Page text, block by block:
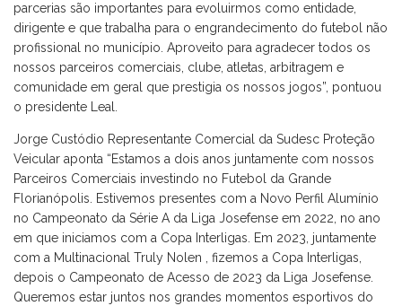
parcerias são importantes para evoluirmos como entidade,
dirigente e que trabalha para o engrandecimento do futebol não
profissional no município. Aproveito para agradecer todos os
nossos parceiros comerciais, clube, atletas, arbitragem e
comunidade em geral que prestigia os nossos jogos”, pontuou
o presidente Leal.
Jorge Custódio Representante Comercial da Sudesc Proteção
Veicular aponta “Estamos a dois anos juntamente com nossos
Parceiros Comerciais investindo no Futebol da Grande
Florianópolis. Estivemos presentes com a Novo Perfil Alumínio
no Campeonato da Série A da Liga Josefense em 2022, no ano
em que iniciamos com a Copa Interligas. Em 2023, juntamente
com a Multinacional Truly Nolen , fizemos a Copa Interligas,
depois o Campeonato de Acesso de 2023 da Liga Josefense.
Queremos estar juntos nos grandes momentos esportivos do